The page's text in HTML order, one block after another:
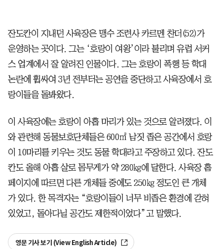
잔도칸이 지내던 사육장은 맹수 조련사 카르멘 찬더(52)가
운영하는 곳이다. 그는 ‘호랑이 여왕’이라 불리며 유럽 서커
스 업계에서 잘 알려진 인물이다. 그는 호랑이 폭행 등 학대
논란에 휩싸여 3년 전부터는 공연을 중단하고 사육장에서 호
랑이들을 돌봐왔다.
이 사육장에는 호랑이 아홉 마리가 있는 것으로 알려졌다. 이
와 관련해 동물보호단체들은 600㎡ 남짓 좁은 공간에서 호랑
이 10마리를 키우는 것도 동물 학대라고 주장하고 있다. 잔도
칸도 올해 아홉 살로 몸무게가 약 280㎏에 달한다. 사육장 홈
페이지에 따르면 다른 개체들 중에도 250㎏ 정도인 큰 개체
가 있다. 한 목격자는 “호랑이들이 너무 비좁은 환경에 갇혀
있었고, 돌아다닐 공간도 제한적이었다”고 말했다.
영문 기사 보기 (View English Article)